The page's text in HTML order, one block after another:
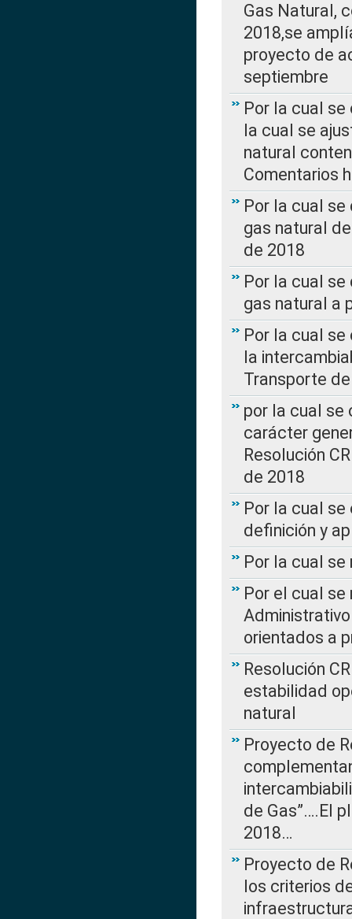
Gas Natural,
2018,se
proyecto de
septiembre
Por la cual se
la cual se
natural
Comentarios
Por la cual
gas natural
de 2018
Por la cual
gas natural a
Por la cual
la
Transporte
por la cual se
carácter
Resolución
de 2018
Por la cual
definición y
Por la cual
Por el cual
orientados a
Resolución
estabilidad
natural
Proyecto de
de Gas”….El
2018…
Proyecto de
los criterios